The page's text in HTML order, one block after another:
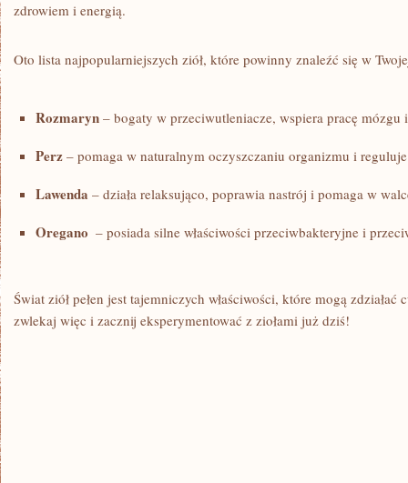
zdrowiem ‍i energią.
Oto lista najpopularniejszych ziół, ‌które powinny⁢ znaleźć‌ się w
Rozmaryn – bogaty w przeciwutleniacze, wspiera ​pracę mózgu
Perz – ⁤pomaga w naturalnym oczyszczaniu organizmu i
Lawenda – działa relaksująco, poprawia nastrój i pomaga w
Oregano – posiada silne właściwości przeciwbakteryjne i
Świat ziół ⁤pełen jest ‍tajemniczych właściwości, które mogą
zwlekaj więc i zacznij eksperymentować z ziołami już dziś!